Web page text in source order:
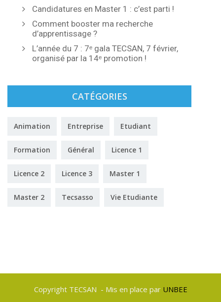
Candidatures en Master 1 : c’est parti !
Comment booster ma recherche
d’apprentissage ?
L’année du 7 : 7ᵉ gala TECSAN, 7 février,
organisé par la 14ᵉ promotion !
CATÉGORIES
Animation Entreprise Etudiant
Formation Général Licence 1
Licence 2 Licence 3 Master 1
Master 2 Tecsasso Vie Etudiante
Copyright TECSAN - Mis en place par UNBEE